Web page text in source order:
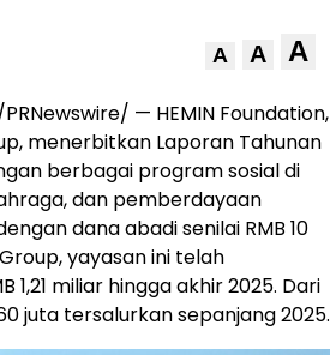
A A A
— HEMIN Foundation,
menerbitkan Laporan Tahunan
berbagai program sosial di
dan pemberdayaan
dana abadi senilai RMB 10
yayasan ini telah
1,21 miliar hingga akhir 2025. Dari
juta tersalurkan sepanjang 2025.